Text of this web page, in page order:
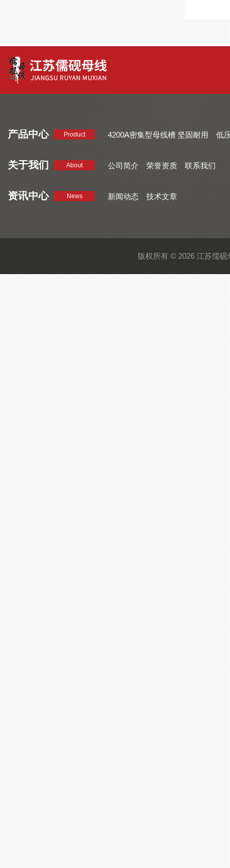
产品中心 Product 4200A密集型母线槽 坚固耐用
低
关于我们 About 公司简介 荣誉资质 联系我们
资讯中心 News 新闻动态 技术文章
版权所有 © 2026 江苏儒